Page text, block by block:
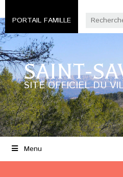
PORTAIL FAMILLE
SAINT-
SITE OFFICIEL DU
Menu